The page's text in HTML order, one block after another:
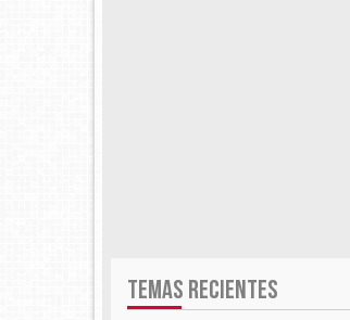
TEMAS RECIENTES